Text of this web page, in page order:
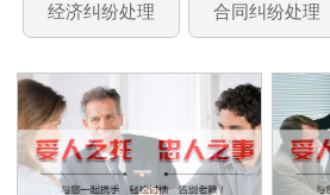
经济纠纷处理 合同纠纷处理